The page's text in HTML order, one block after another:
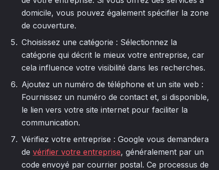
domicile, vous pouvez également spécifier la zone
de couverture.
Choisissez une catégorie : Sélectionnez la
catégorie qui décrit le mieux votre entreprise, car
cela influence votre visibilité dans les recherches.
Ajoutez un numéro de téléphone et un site web :
Fournissez un numéro de contact et, si disponible,
le lien vers votre site internet pour faciliter la
communication.
Vérifiez votre entreprise : Google vous demandera
de vérifier votre entreprise, généralement par un
code envoyé par courrier postal. Ce processus de